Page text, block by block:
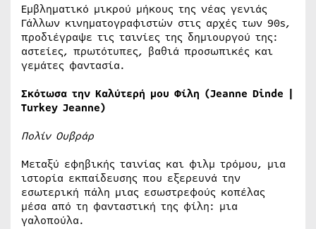
Εμβληματικό μικρού μήκους της νέας γενιάς
Γάλλων κινηματογραφιστών στις αρχές των 90s,
προδιέγραψε τις ταινίες της δημιουργού της:
αστείες, πρωτότυπες, βαθιά προσωπικές και
γεμάτες φαντασία.
Σκότωσα την Καλύτερή μου Φίλη (Jeanne Dinde |
Turkey Jeanne)
Πολίν Ουβράρ
Μεταξύ εφηβικής ταινίας και φιλμ τρόμου, μια
ιστορία εκπαίδευσης που εξερευνά την
εσωτερική πάλη μιας εσωστρεφούς κοπέλας
μέσα από τη φανταστική της φίλη: μια
γαλοπούλα.